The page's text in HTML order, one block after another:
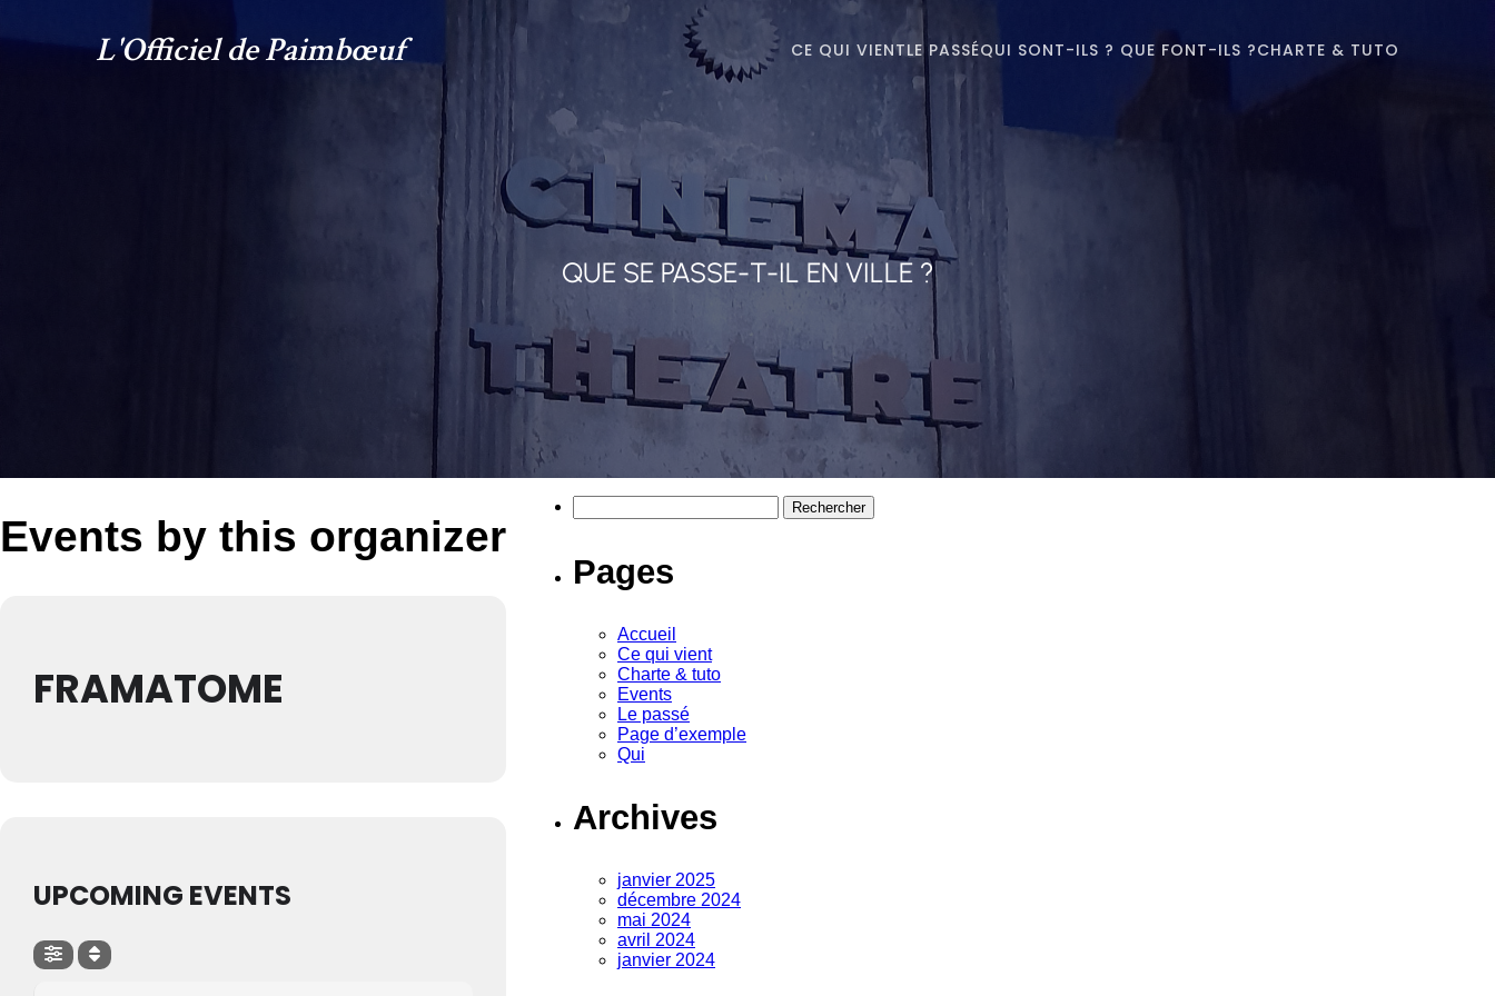
L'Officiel de Paimbœuf CE QUI VIENTLE PASSÉQUI SONT-ILS ? QUE FONT-ILS ?CHARTE & TUTO
QUE SE PASSE-T-IL EN VILLE ?
Events by this organizer
FRAMATOME
UPCOMING EVENTS
Pages
Accueil
Ce qui vient
Charte & tuto
Events
Le passé
Page d’exemple
Qui
Archives
janvier 2025
décembre 2024
mai 2024
avril 2024
janvier 2024